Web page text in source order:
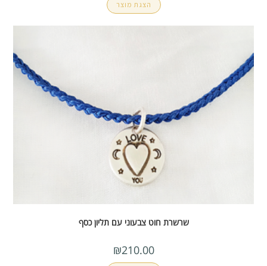
הצגת מוצר
שרשרת חוט צבעוני עם תליון כסף
₪210.00